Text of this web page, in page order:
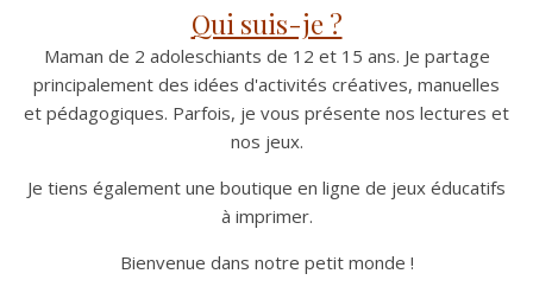
Qui suis-je ?
Maman de 2 adoleschiants de 12 et 15 ans. Je partage
principalement des idées d'activités créatives, manuelles
et pédagogiques. Parfois, je vous présente nos lectures et
nos jeux.
Je tiens également une boutique en ligne de jeux éducatifs
à imprimer.
Bienvenue dans notre petit monde !